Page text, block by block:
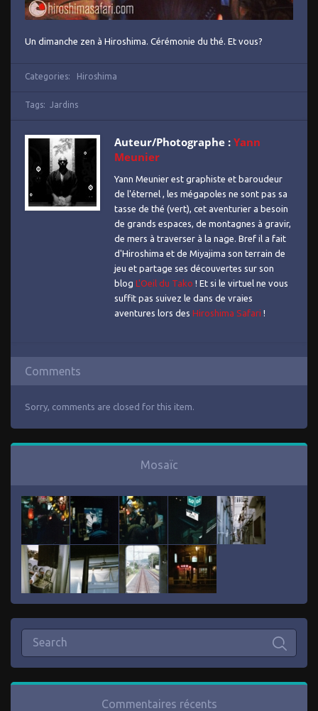
Un dimanche zen à Hiroshima. Cérémonie du thé. Et vous?
Categories: Hiroshima
Tags: Jardins
Auteur/Photographe : Yann
Meunier
Yann Meunier est graphiste et baroudeur
de l'éternel , les mégapoles ne sont pas sa
tasse de thé (vert), cet aventurier a besoin
de grands espaces, de montagnes à gravir,
de mers à traverser à la nage. Bref il a fait
d'Hiroshima et de Miyajima son terrain de
jeu et partage ses découvertes sur son
blog L'Oeil du Tako ! Et si le virtuel ne vous
suffit pas suivez le dans de vraies
aventures lors des Hiroshima Safari !
Comments
Sorry, comments are closed for this item.
Mosaïc
Commentaires récents